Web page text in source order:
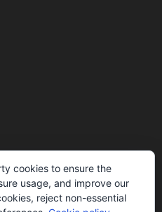
cookies to ensure the
usage, and improve our
reject non-essential